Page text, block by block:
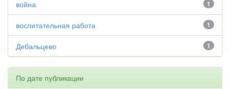
1
война
1
воспитательная работа
1
Дебальцево
По дате публикации